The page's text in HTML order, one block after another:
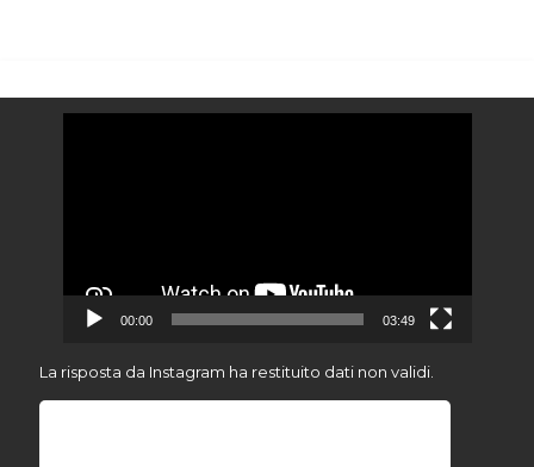
00:00 03:49
La risposta da Instagram ha restituito dati non validi.